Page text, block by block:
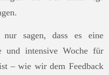
nur sagen, dass es eine
und intensive Woche für
– wie wir dem Feedback